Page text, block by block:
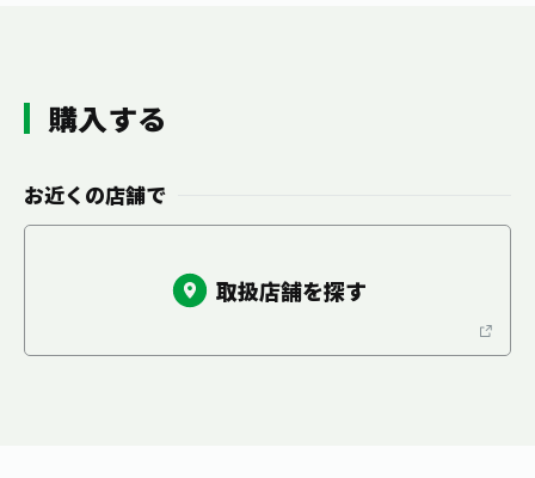
購入する
お近くの店舗で
取扱店舗を探す